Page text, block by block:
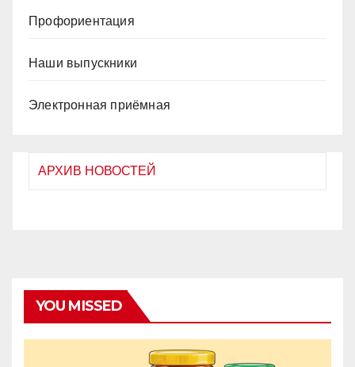
Профориентация
Наши выпускники
Электронная приёмная
АРХИВ НОВОСТЕЙ
YOU MISSED